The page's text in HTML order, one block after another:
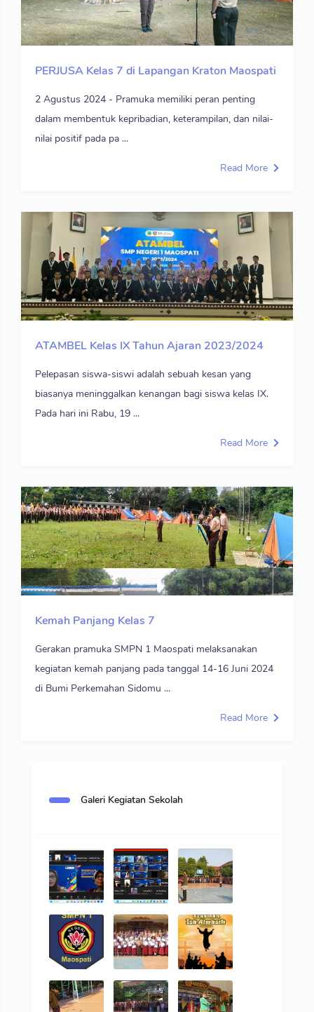
PERJUSA Kelas 7 di Lapangan Kraton Maospati
2 Agustus 2024 - Pramuka memiliki peran penting
dalam membentuk kepribadian, keterampilan, dan nilai-
nilai positif pada pa ...
Read More
ATAMBEL Kelas IX Tahun Ajaran 2023/2024
Pelepasan siswa-siswi adalah sebuah kesan yang
biasanya meninggalkan kenangan bagi siswa kelas IX.
Pada hari ini Rabu, 19 ...
Read More
Kemah Panjang Kelas 7
Gerakan pramuka SMPN 1 Maospati melaksanakan
kegiatan kemah panjang pada tanggal 14-16 Juni 2024
di Bumi Perkemahan Sidomu ...
Read More
Galeri Kegiatan Sekolah